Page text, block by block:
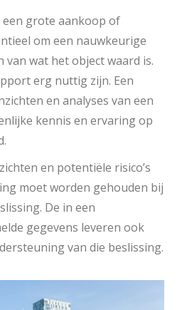
grote aankoop of
om een nauwkeurige
wat het object waard is.
erg nuttig zijn. Een
en analyses van een
kennis en ervaring op
en potentiële risico’s
moet worden gehouden bij
De in een
gegevens leveren ook
van die beslissing.